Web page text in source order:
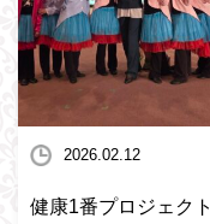
2026.02.12
健康1番プロジェクト